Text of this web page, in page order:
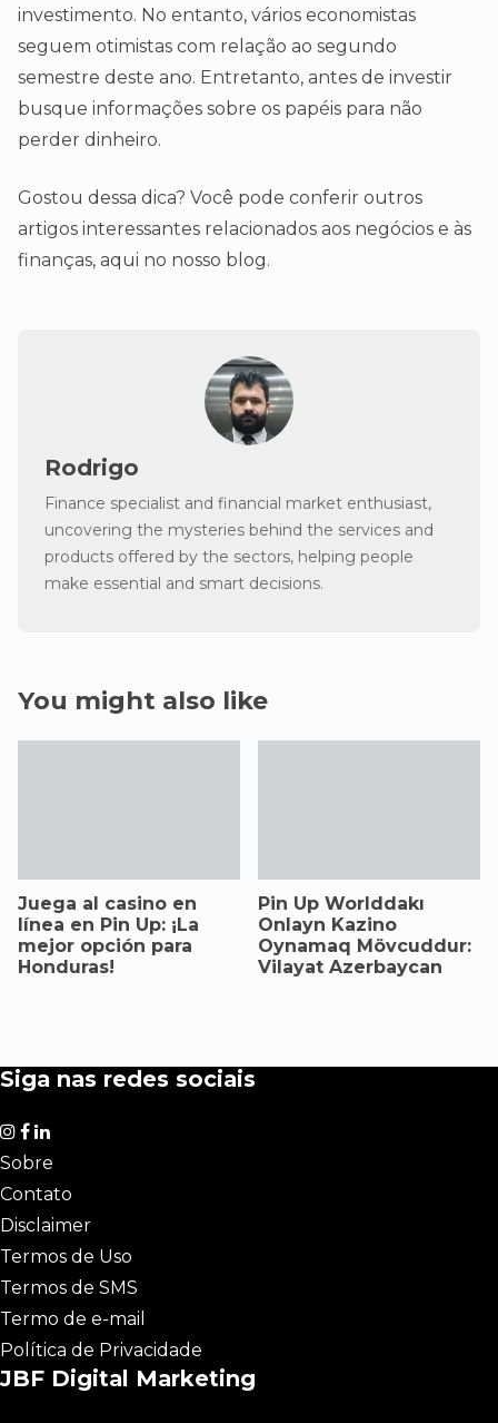
investimento. No entanto, vários economistas
seguem otimistas com relação ao segundo
semestre deste ano. Entretanto, antes de investir
busque informações sobre os papéis para não
perder dinheiro.
Gostou dessa dica? Você pode conferir outros
artigos interessantes relacionados aos negócios e às
finanças, aqui no nosso blog.
Rodrigo
Finance specialist and financial market enthusiast,
uncovering the mysteries behind the services and
products offered by the sectors, helping people
make essential and smart decisions.
You might also like
Juega al casino en
línea en Pin Up: ¡La
mejor opción para
Honduras!
Pin Up Worlddakı
Onlayn Kazino
Oynamaq Mövcuddur:
Vilayat Azerbaycan
Siga nas redes sociais
Sobre
Contato
Disclaimer
Termos de Uso
Termos de SMS
Termo de e-mail
Política de Privacidade
JBF Digital Marketing